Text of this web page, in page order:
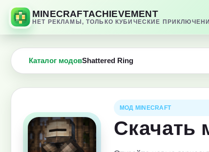
MINECRAFTACHIEVEMENT
НЕТ РЕКЛАМЫ, ТОЛЬКО КУБИЧЕСКИЕ
Каталог модовShattered Ring
МОД MINECRAFT
Скачать